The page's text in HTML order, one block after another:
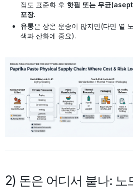
점도 표준화 후 핫필 또는 무균
포장.
유통은 상온 운송이 많지만(다만 열
색과 산화에 중요).
2) 돈은 어디서 붙나: 노